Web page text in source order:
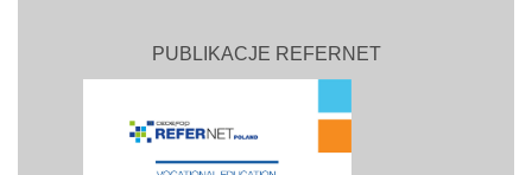
PUBLIKACJE REFERNET